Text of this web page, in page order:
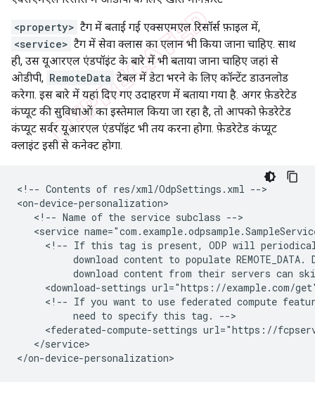
<property> टैग में बताई गई एक्सएमएल रिसॉर्स फ़ाइल में,
<service> टैग में सेवा क्लास का एलान भी किया जाना चाहिए. साथ
ही, उस यूआरएल एंडपॉइंट के बारे में भी बताया जाना चाहिए जहां से
ओडीपी, RemoteData टेबल में डेटा भरने के लिए कॉन्टेंट डाउनलोड
करेगा. इस बारे में यहां दिए गए उदाहरण में बताया गया है. अगर फ़ेडरेटेड
कंप्यूट की सुविधाओं का इस्तेमाल किया जा रहा है, तो आपको फ़ेडरेटेड
कंप्यूट सर्वर यूआरएल एंडपॉइंट भी तय करना होगा. फ़ेडरेटेड कंप्यूट
क्लाइंट इसी से कनेक्ट होगा.
<!-- Contents of res/xml/OdpSettings.xml -->
<!-- Name of the service subclass
<service
<!-- If this tag is present, ODP will
download content to populate REMOTE_DATA.
download content from their servers can
<download-settings url="https://example.com/
<!-- If you want to use federated compute
need to specify this tag.
<federated-compute-settings url="https://
</service>